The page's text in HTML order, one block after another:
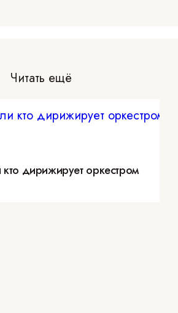
Читать ещё
дирижирует оркестром